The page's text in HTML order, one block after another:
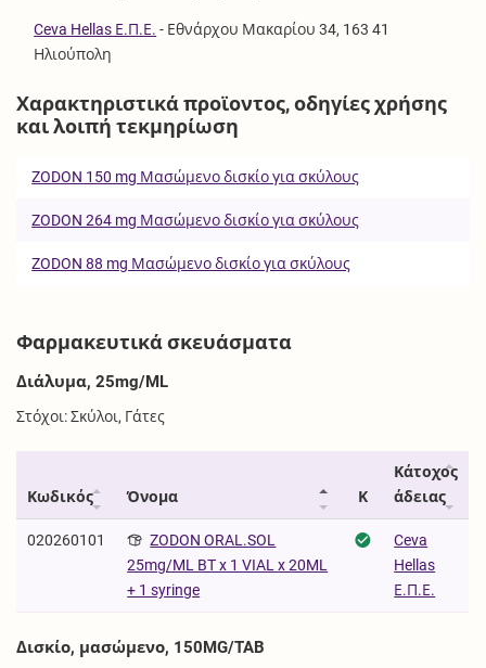
Ceva Hellas Ε.Π.Ε. - Εθνάρχου Μακαρίου 34, 163 41
Ηλιούπολη
Χαρακτηριστικά προϊοντος, οδηγίες χρήσης
και λοιπή τεκμηρίωση
ZODON 150 mg Μασώμενο δισκίο για σκύλους
ZODON 264 mg Μασώμενο δισκίο για σκύλους
ZODON 88 mg Μασώμενο δισκίο για σκύλους
Φαρμακευτικά σκευάσματα
Διάλυμα, 25mg/ML
Στόχοι: Σκύλοι, Γάτες
Κωδικός Όνομα Κ
Κάτοχος
άδειας
020260101
ZODON ORAL.SOL
25mg/ML BT x 1 VIAL x 20ML
+ 1 syringe
Ceva
Hellas
Ε.Π.Ε.
Δισκίο, μασώμενο, 150MG/TAB